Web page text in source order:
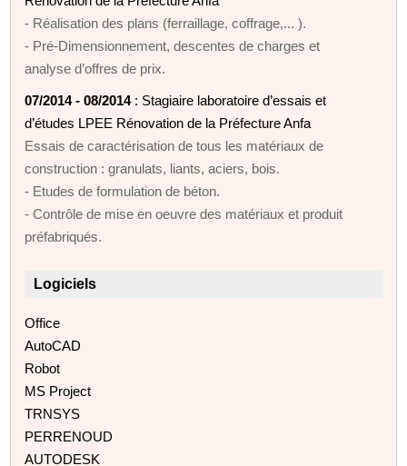
- Réalisation des plans (ferraillage, coffrage,... ).
- Pré-Dimensionnement, descentes de charges et
analyse d’offres de prix.
07/2014 - 08/2014: Stagiaire laboratoire d’essais et
d’études LPEE Rénovation de la Préfecture Anfa
Essais de caractérisation de tous les matériaux de
construction : granulats, liants, aciers, bois.
- Etudes de formulation de béton.
- Contrôle de mise en oeuvre des matériaux et produit
préfabriqués.
Logiciels
Office
AutoCAD
Robot
MS Project
TRNSYS
PERRENOUD
AUTODESK